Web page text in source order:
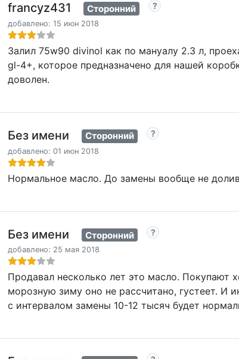
francyz431 Сторонний
добавлено: 15 июн 2018
Залил 75w90 divinol как по мануалу 2.3 л,
gl-4+, которое предназначено для нашей
доволен.
Без имени Сторонний
добавлено: 01 июн 2018
Нормальное масло. До замены вообще не
Без имени Сторонний
добавлено: 25 мая 2018
Продавал несколько лет это масло. Покупают
морозную зиму оно не рассчитано, густеет. И
с интервалом замены 10-12 тысяч будет